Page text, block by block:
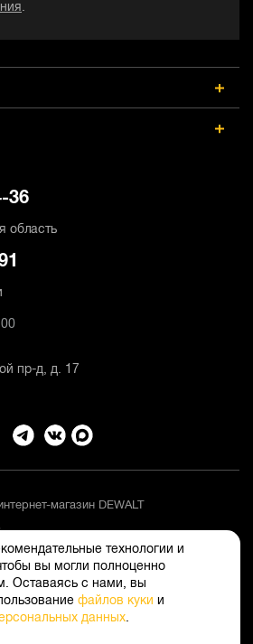
технологии и
вы могли полноценно
Оставаясь с нами, вы
файлов куки и
данных.
.
36
область
пр-д, д. 17
магазин DEWALT
и защите персональных данных